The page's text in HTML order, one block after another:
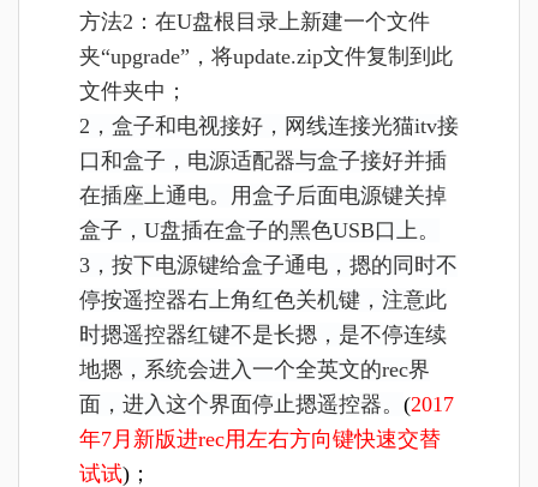
方法2：在U盘根目录上新建一个文件
夹“upgrade”，将update.zip文件复制到此
文件夹中；
2，盒子和电视接好，网线连接光猫itv接
口和盒子，电源适配器与盒子接好并插
在插座上通电。用盒子后面电源键关掉
盒子，U盘插在盒子的黑色USB口上。
3，按下电源键给盒子通电，摁的同时不
停按遥控器右上角红色关机键，注意此
时摁遥控器红键不是长摁，是不停连续
地摁，系统会进入一个全英文的rec界
面，进入这个界面停止摁遥控器。 (2017
年7月 新版进rec用左右方向键快速交替
试试)；